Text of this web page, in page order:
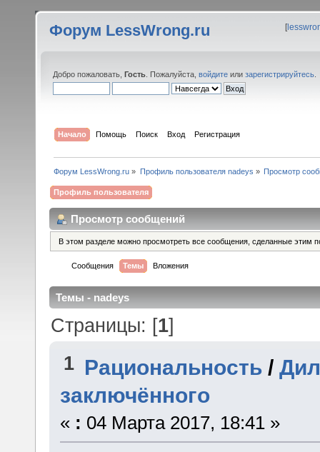
Форум LessWrong.ru [
Добро пожаловать, Гость . Пожалуйста, войдите или зарегистрируйтесь
Начало Помощь Поиск Вход Регистрация
Форум LessWrong.ru » Профиль пользователя nadeys » Просмотр
Профиль пользователя
Просмотр сообщений
В этом разделе можно просмотреть все сообщения, сделанные этим
Сообщения Темы Вложения
Темы - nadeys
Страницы: [1]
1 Рациональность /
заключённого
« : 04 Марта 2017, 18:41 »